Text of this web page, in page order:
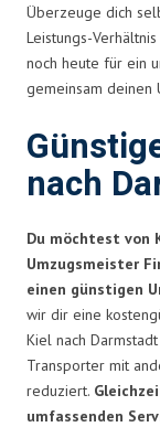
Überzeuge dich
Leistungs-
noch heute für ein
gemeinsam deinen
nach
Du möchtest von
Umzugsmeister
einen günstigen
wir dir eine
Kiel nach
Transporter mit
reduziert.
umfassenden